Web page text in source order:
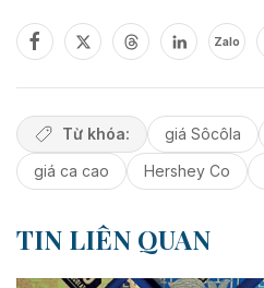
Zalo
Từ khóa: giá Sôcôla
giá ca cao
Hershey Co
TIN LIÊN QUAN